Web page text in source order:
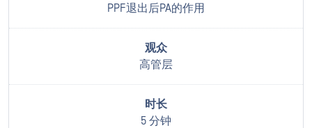
PPF退出后PA的作用
高管层
5 分钟